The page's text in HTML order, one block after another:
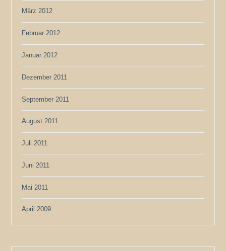
März 2012
Februar 2012
Januar 2012
Dezember 2011
September 2011
August 2011
Juli 2011
Juni 2011
Mai 2011
April 2009